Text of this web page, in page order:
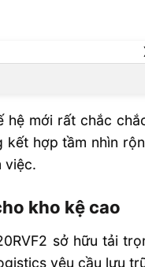
kiệm năng lượng
trung tâm phân phối
Nâng Reach Truck 2
Hình Tùy Chọn
2 Tấn CQD20RV
hệ mới rất chắc
hợp tầm nhìn
việc.
kho kệ cao
sở hữu tải
yêu cầu lưu